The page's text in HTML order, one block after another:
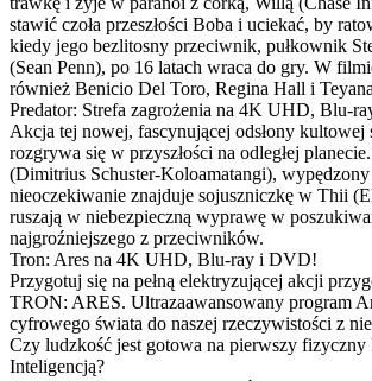
stawić czoła przeszłości Boba i uciekać, by
kiedy jego bezlitosny przeciwnik, pułkownik
(Sean Penn), po 16 latach wraca do gry. W
również Benicio Del Toro, Regina Hall i
Predator: Strefa zagrożenia na 4K UHD, Blu-
Akcja tej nowej, fascynującej odsłony kultowej
rozgrywa się w przyszłości na odległej
(Dimitrius Schuster-Koloamatangi), wypędzony
nieoczekiwanie znajduje sojuszniczkę w Thii
ruszają w niebezpieczną wyprawę w
najgroźniejszego z przeciwników.
Tron: Ares na 4K UHD, Blu-ray i DVD!
Przygotuj się na pełną elektryzującej akcji
TRON: ARES. Ultrazaawansowany program
cyfrowego świata do naszej rzeczywistości z
Czy ludzkość jest gotowa na pierwszy fizyczny
Inteligencją?